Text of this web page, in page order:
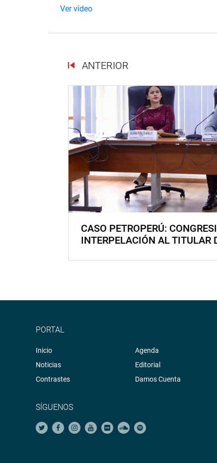
Ver vídeo
ANTERIOR
CASO PETROPERÚ:
INTERPELACIÓN AL TITULAR
PORTAL
Inicio
Noticias
Contrastes
Agenda
Editorial
Damos Cuenta
SÍGUENOS